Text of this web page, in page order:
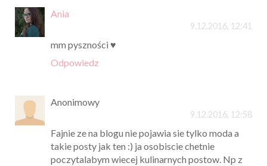
Ania
9.12.2016, 12:41
mm pyszności ♥
Odpowiedz
Anonimowy
9.12.2016, 12:58
Fajnie ze na blogu nie pojawia sie tylko moda a
takie posty jak ten :) ja osobiscie chetnie
poczytalabym wiecej kulinarnych postow. Np z